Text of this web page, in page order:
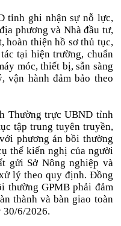
tỉnh ghi nhận sự nỗ lực,
phương và Nhà đầu tư,
hoàn thiện hồ sơ thủ tục,
tại hiện trường, chuẩn
móc, thiết bị, sẵn sàng
vận hành đảm bảo theo
Thường trực UBND tỉnh
tập trung tuyên truyền,
phương án bồi thường
thể kiến nghị của người
gửi Sở Nông nghiệp và
lý theo quy định. Đồng
thường GPMB phải đảm
thành và bàn giao toàn
30/6/2026.